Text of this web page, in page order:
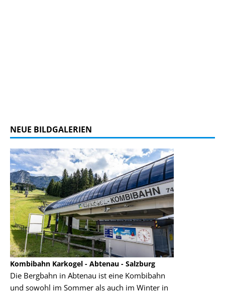
NEUE BILDGALERIEN
Kombibahn Karkogel - Abtenau - Salzburg
Die Bergbahn in Abtenau ist eine Kombibahn
und sowohl im Sommer als auch im Winter in